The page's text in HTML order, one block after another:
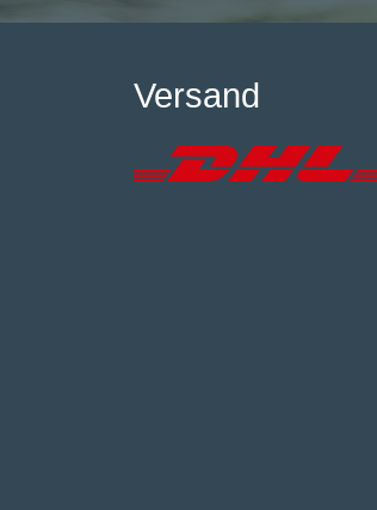
Versand